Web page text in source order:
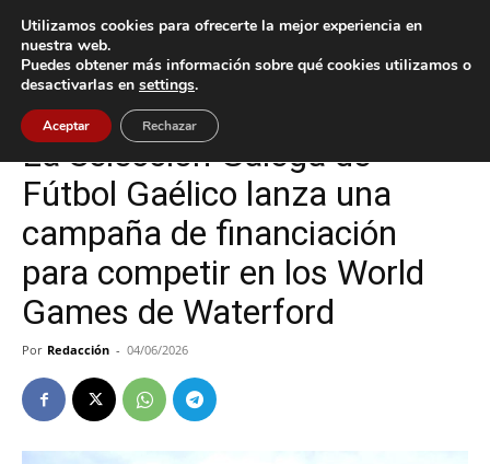
Inicio Gondomar
Gondomar
La Selección Galega de
Fútbol Gaélico lanza una
campaña de financiación
para competir en los World
Games de Waterford
Por Redacción - 04/06/2026
Utilizamos cookies para ofrecerte la mejor experiencia en
nuestra web.
Puedes obtener más información sobre qué cookies utilizamos o
desactivarlas en settings.
Aceptar Rechazar